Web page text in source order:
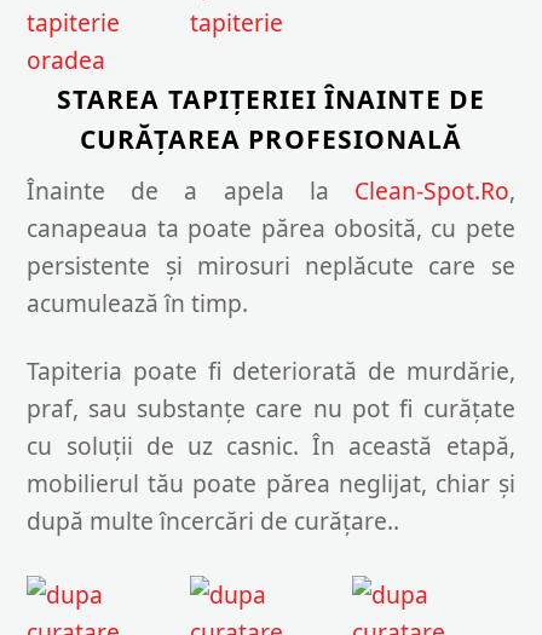
STAREA TAPIȚERIEI ÎNAINTE DE
CURĂȚAREA PROFESIONALĂ
Înainte de a apela la Clean-Spot.Ro,
canapeaua ta poate părea obosită, cu pete
persistente și mirosuri neplăcute care se
acumulează în timp.
Tapiteria poate fi deteriorată de murdărie,
praf, sau substanțe care nu pot fi curățate
cu soluții de uz casnic. În această etapă,
mobilierul tău poate părea neglijat, chiar și
după multe încercări de curățare..